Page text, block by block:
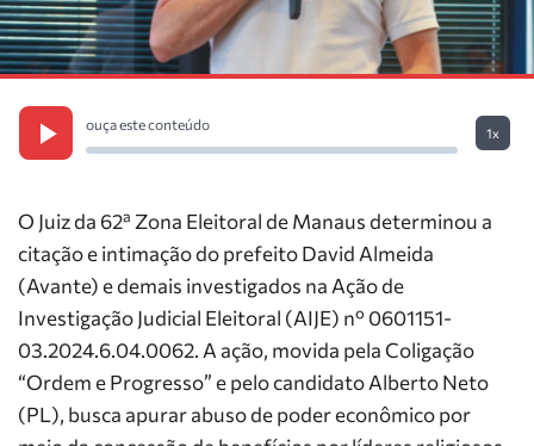
ouça este conteúdo
1x
O Juiz da 62ª Zona Eleitoral de Manaus determinou a
citação e intimação do prefeito David Almeida
(Avante) e demais investigados na Ação de
Investigação Judicial Eleitoral (AIJE) nº 0601151-
03.2024.6.04.0062. A ação, movida pela Coligação
“Ordem e Progresso” e pelo candidato Alberto Neto
(PL), busca apurar abuso de poder econômico por